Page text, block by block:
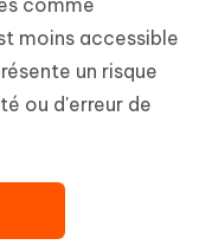
moins accessible
un risque
ou d'erreur de